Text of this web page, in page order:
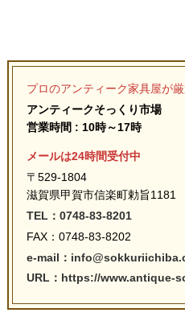
プロのアンティーク家具屋が厳
アンティークそっくり市場
営業時間 : 10時～17時
メールは24時間受付中
〒529-1804
滋賀県甲賀市信楽町勅旨1181
TEL：0748-83-8201
FAX：0748-83-8202
e-mail：
URL：https://www.antique-